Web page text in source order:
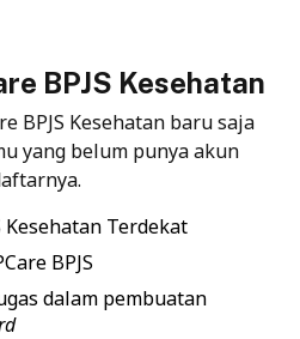
BPJS Kesehatan
BPJS Kesehatan baru saja
yang belum punya akun
Terdekat
BPJS
dalam pembuatan